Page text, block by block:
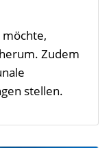
möchte,
Zudem
stellen.